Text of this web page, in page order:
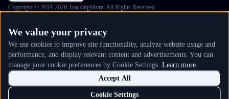
Copyright © 2014-2026 TrackingMore. All Rights Reserved.
We value your privacy
We use cookies to improve site functionality, analyze website usage and
performance, and display relevant content and advertisements. You can
manage your cookie preferences by Cookie Settings. Learn more.
Cookie Settings
Accept All